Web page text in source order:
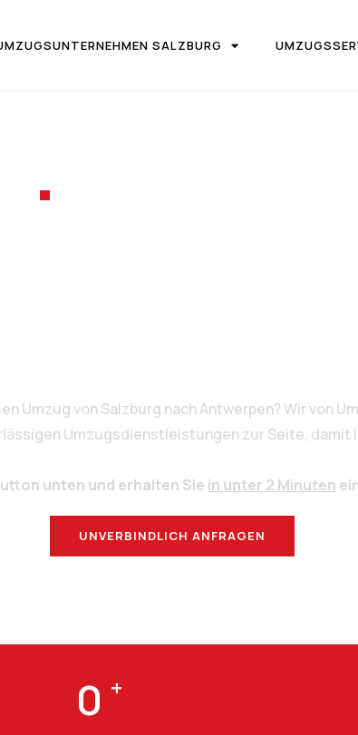
SALZBURG
Umzug von Salzburg nach Antwerpen? Wir von
Umzugsdienstleistungen zur Seite,
unten und erhalten Sie in unter 2 Minuten
UNVERBINDLICH ANFRAGEN
0 +